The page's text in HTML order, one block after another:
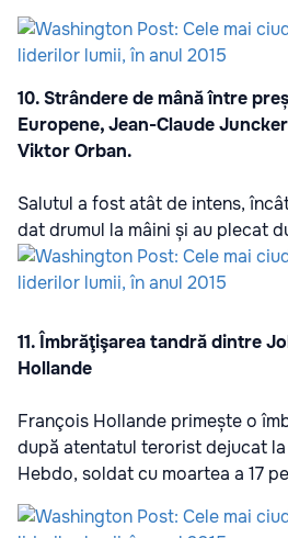
10. Strândere de mână între
Europene, Jean-Claude
Viktor Orban.
Salutul a fost atât de intens,
dat drumul la mâini și au plecat
11. Îmbrăţişarea tandră dintre
Hollande
François Hollande primește o
după atentatul terorist dejucat
Hebdo, soldat cu moartea a 17